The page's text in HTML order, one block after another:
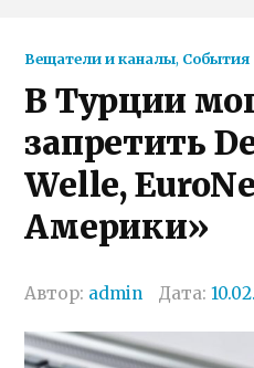
Вещатели и каналы, События
В Турции
запретить
Welle,
Америки»
Автор: admin Дата: